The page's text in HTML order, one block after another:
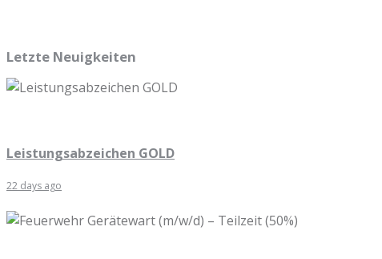
Letzte Neuigkeiten
Leistungsabzeichen GOLD
22 days ago